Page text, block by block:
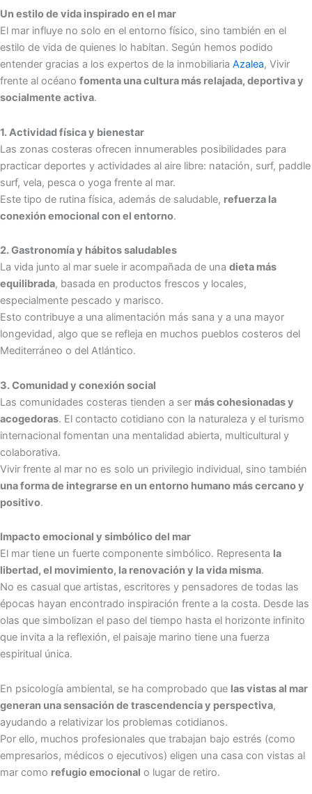
Un estilo de vida inspirado en el mar
El mar influye no solo en el entorno físico, sino también en el
estilo de vida de quienes lo habitan. Según hemos podido
entender gracias a los expertos de la inmobiliaria Azalea, Vivir
frente al océano fomenta una cultura más relajada, deportiva y
socialmente activa.
1. Actividad física y bienestar
Las zonas costeras ofrecen innumerables posibilidades para
practicar deportes y actividades al aire libre: natación, surf, paddle
surf, vela, pesca o yoga frente al mar.
Este tipo de rutina física, además de saludable, refuerza la
conexión emocional con el entorno.
2.Gastronomía y hábitos saludables
La vida junto al mar suele ir acompañada de una dieta más
equilibrada, basada en productos frescos y locales,
especialmente pescado y marisco.
Esto contribuye a una alimentación más sana y a una mayor
longevidad, algo que se refleja en muchos pueblos costeros del
Mediterráneo o del Atlántico.
3.Comunidad y conexión social
Las comunidades costeras tienden a ser más cohesionadas y
acogedoras. El contacto cotidiano con la naturaleza y el turismo
internacional fomentan una mentalidad abierta, multicultural y
colaborativa.
Vivir frente al mar no es solo un privilegio individual, sino también
una forma de integrarse en un entorno humano más cercano y
positivo.
Impacto emocional y simbólico del mar
El mar tiene un fuerte componente simbólico. Representa la
libertad, el movimiento, la renovación y la vida misma.
No es casual que artistas, escritores y pensadores de todas las
épocas hayan encontrado inspiración frente a la costa. Desde las
olas que simbolizan el paso del tiempo hasta el horizonte infinito
que invita a la reflexión, el paisaje marino tiene una fuerza
espiritual única.
En psicología ambiental, se ha comprobado que las vistas al mar
generan una sensación de trascendencia y perspectiva,
ayudando a relativizar los problemas cotidianos.
Por ello, muchos profesionales que trabajan bajo estrés (como
empresarios, médicos o ejecutivos) eligen una casa con vistas al
mar como refugio emocional o lugar de retiro.